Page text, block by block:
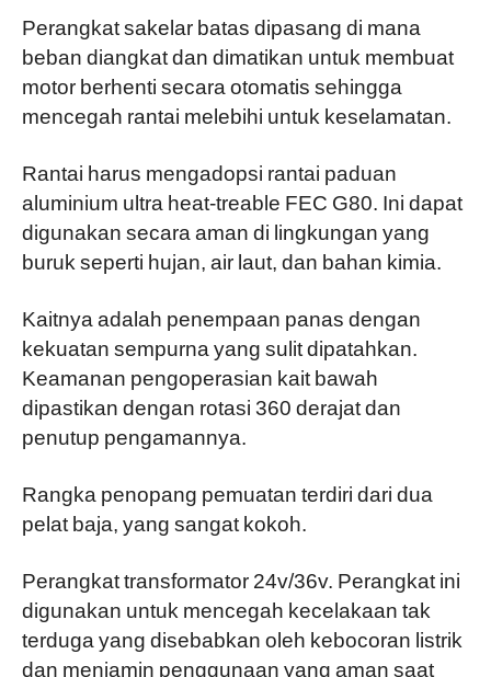
Perangkat sakelar batas dipasang di mana
beban diangkat dan dimatikan untuk membuat
motor berhenti secara otomatis sehingga
mencegah rantai melebihi untuk keselamatan.
Rantai harus mengadopsi rantai paduan
aluminium ultra heat-treable FEC G80. Ini dapat
digunakan secara aman di lingkungan yang
buruk seperti hujan, air laut, dan bahan kimia.
Kaitnya adalah penempaan panas dengan
kekuatan sempurna yang sulit dipatahkan.
Keamanan pengoperasian kait bawah
dipastikan dengan rotasi 360 derajat dan
penutup pengamannya.
Rangka penopang pemuatan terdiri dari dua
pelat baja, yang sangat kokoh.
Perangkat transformator 24v/36v. Perangkat ini
digunakan untuk mencegah kecelakaan tak
terduga yang disebabkan oleh kebocoran listrik
dan menjamin penggunaan yang aman saat